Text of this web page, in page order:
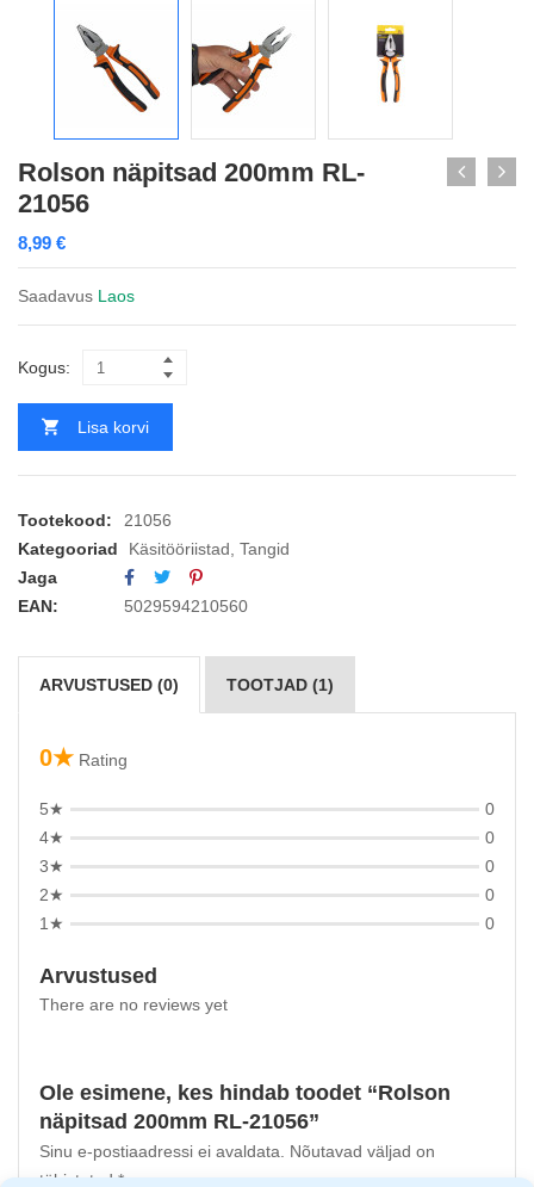
Rolson näpitsad 200mm RL-
21056
8,99 €
Saadavus Laos
Kogus:
Lisa korvi
Tootekood:
21056
Kategooriad
Käsitööriistad Tangid
Jaga
EAN:
5029594210560
ARVUSTUSED (0) TOOTJAD (1)
0★ Rating
5★
0
4★
0
3★
0
2★
0
1★
0
Arvustused
There are no reviews yet
Ole esimene, kes hindab toodet “Rolson
näpitsad 200mm RL-21056”
Sinu e-postiaadressi ei avaldata.
Nõutavad väljad on
tähistatud*-ga